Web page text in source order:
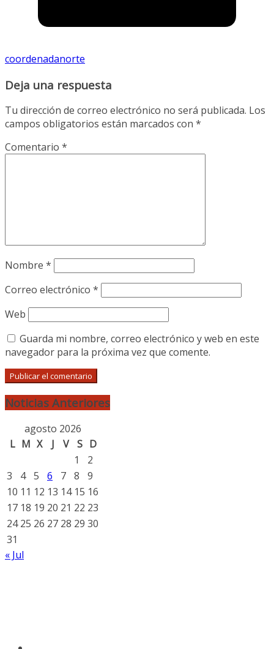
coordenadanorte
Deja una respuesta
Tu dirección de correo electrónico no será publicada. Los
campos obligatorios están marcados con *
Comentario *
Nombre *
Correo electrónico *
Web
Guarda mi nombre, correo electrónico y web en este
navegador para la próxima vez que comente.
Noticias Anteriores
agosto 2026
L M X J V S D
1
2
3
4 5 6 7 8
9
10 11 12 13 14 15 16
17 18 19 20 21 22 23
24 25 26 27 28 29 30
31
« Jul